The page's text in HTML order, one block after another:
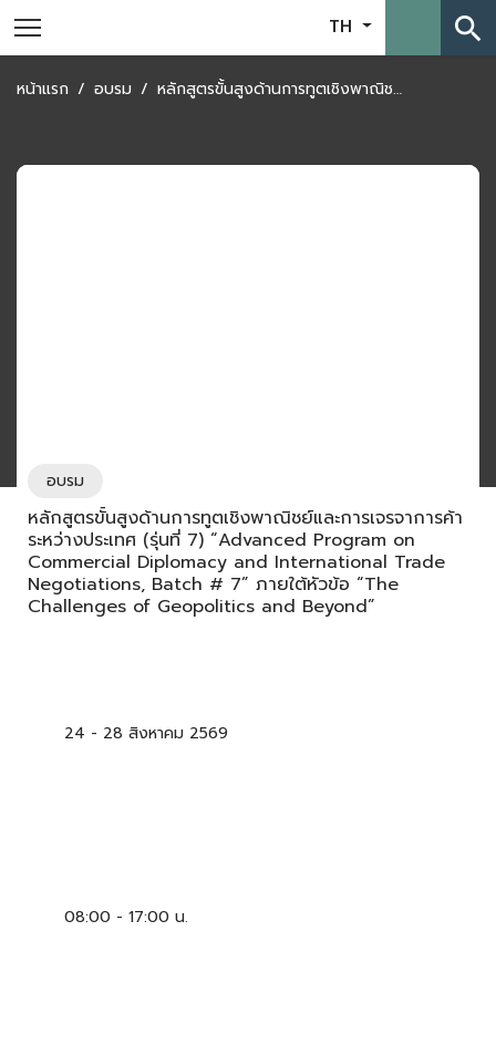
TH search
หน้าแรก อบรม หลักสูตรขั้นสูงด้านการทูตเชิงพาณิชย์และการเจรจาการค้าระหว่างประเทศ (รุ่นที่ 7) “Advanced Program on Commercial Diplomacy and International Trade Negotiations, Batch # 7” ภายใต้หัวข้อ “The Challenges of Geopolitics and Beyond”
อบรม
หลักสูตรขั้นสูงด้านการทูตเชิงพาณิชย์และการเจรจาการค้า
ระหว่างประเทศ (รุ่นที่ 7) “Advanced Program on
Commercial Diplomacy and International Trade
Negotiations, Batch # 7” ภายใต้หัวข้อ “The
Challenges of Geopolitics and Beyond”
24 - 28 สิงหาคม 2569
08:00 - 17:00 น.